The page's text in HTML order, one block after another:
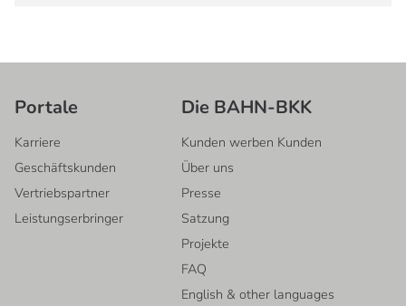
Portale
Karriere
Geschäftskunden
Vertriebspartner
Leistungserbringer
Die BAHN-BKK
Kunden werben Kunden
Über uns
Presse
Satzung
Projekte
FAQ
English & other languages